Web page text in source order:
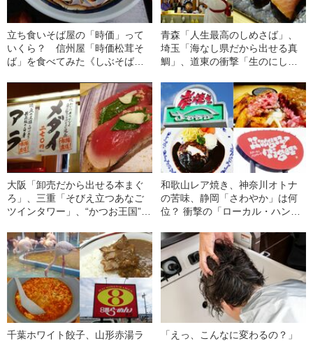
立ち食いそば屋の「時価」って
いくら？ 信州屋「時価松茸そ
ば」を食べてみた《しぶそば、
青森「人生最高のしめさば」、
埼玉「海なし県だから出せる真
鯛」、道東の衝撃「生のにし
チェーンベスト15〈東日本編〉
大阪「卸売だから出せる本まぐ
ろ」、三重「そびえ立つあなご
ツインタワー」、“かつお王国”高
チェーンベスト15〈西日本編〉
和歌山レア焼き、神奈川オトナ
の苦味、静岡「さわやか」は何
位？ 衝撃の「ローカル・ハンバ
千葉ホワイト餃子、山形赤湯ラ
「えっ、こんなに変わるの？」